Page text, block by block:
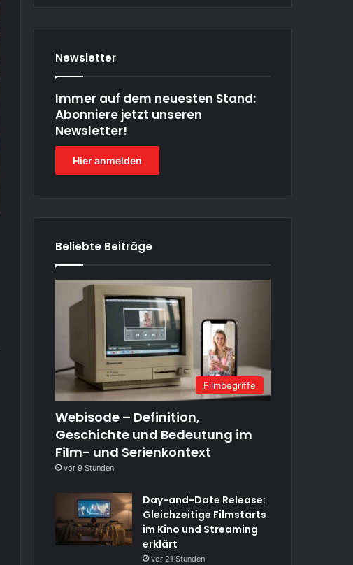
Newsletter
Immer auf dem neuesten Stand:
Abonniere jetzt unseren
Newsletter!
Hier anmelden
Beliebte Beiträge
Filmbegriffe
Webisode – Definition,
Geschichte und Bedeutung im
Film- und Serienkontext
vor 9 Stunden
Day-and-Date Release:
Gleichzeitige Filmstarts
im Kino und Streaming
erklärt
vor 21 Stunden